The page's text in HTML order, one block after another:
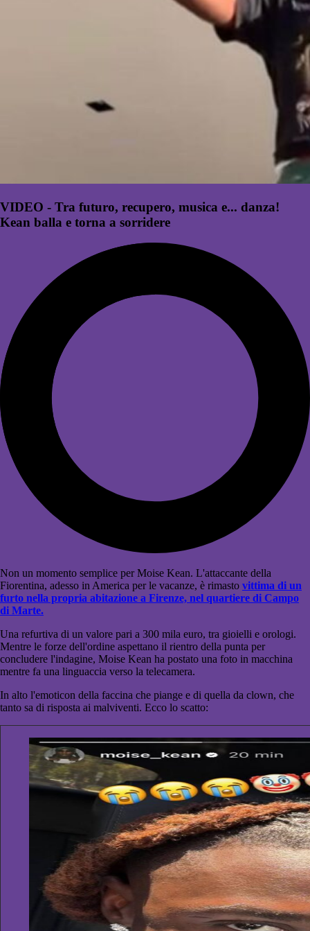
VIDEO - Tra futuro, recupero, musica e... danza!
Kean balla e torna a sorridere
Non un momento semplice per Moise Kean. L'attaccante della
Fiorentina, adesso in America per le vacanze, è rimasto vittima di un
furto nella propria abitazione a Firenze, nel quartiere di Campo
di Marte.
Una refurtiva di un valore pari a 300 mila euro, tra gioielli e orologi.
Mentre le forze dell'ordine aspettano il rientro della punta per
concludere l'indagine, Moise Kean ha postato una foto in macchina
mentre fa una linguaccia verso la telecamera.
In alto l'emoticon della faccina che piange e di quella da clown, che
tanto sa di risposta ai malviventi. Ecco lo scatto: